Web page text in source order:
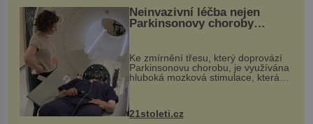
Neinvazivní léčba nejen
Parkinsonovy choroby
Ke zmírnění třesu, který doprovází
Parkinsonovu chorobu, je využívána
hluboká mozková stimulace, která
však vyžaduje vysoce invazivní
zákrok. Ultrazvuk zase není vhodný
k dostatečně přesnému zacílení ...
21stoleti.cz